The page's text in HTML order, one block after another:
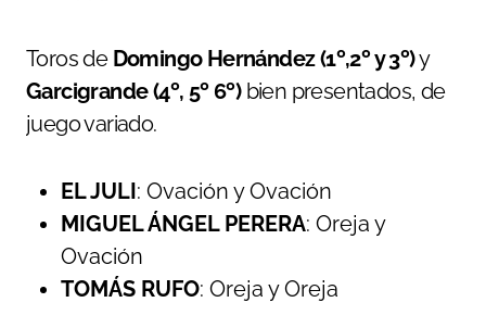
Toros de Domingo Hernández (1º,2º y 3º)y
Garcigrande (4º, 5º 6º)bien presentados, de
juego variado.
EL JULI: Ovación y Ovación
MIGUEL ÁNGEL PERERA: Oreja y
Ovación
TOMÁS RUFO: Oreja y Oreja